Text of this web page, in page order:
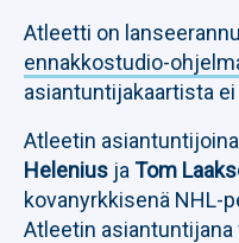
Atleetti on
ennakkostudio-
asiantuntijakaartista
Atleetin
Helenius ja Tom
kovanyrkkisenä NHL-
Atleetin